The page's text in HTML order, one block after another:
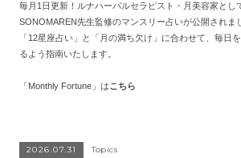
毎月1日更新！ルナハーバルセラピスト・月美容家とし
SONOMAREN先生監修のマンスリー占いが公開されま
「12星座占い」と「月の満ち欠け」に合わせて、毎日
るよう指南いたします。
「Monthly Fortune」はこちら
2026.07.31 Topics